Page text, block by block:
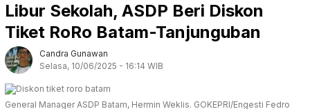
Libur Sekolah, ASDP Beri Diskon
Tiket RoRo Batam-Tanjunguban
Candra Gunawan
Selasa, 10/06/2025 - 16:14 WIB
General Manager ASDP Batam, Hermin Weklis. GOKEPRI/Engesti Fedro